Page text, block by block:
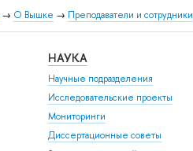
→ О Вышке → Преподаватели и сотрудники
НАУКА
Научные подразделения
Исследовательские проекты
Мониторинги
Диссертационные советы